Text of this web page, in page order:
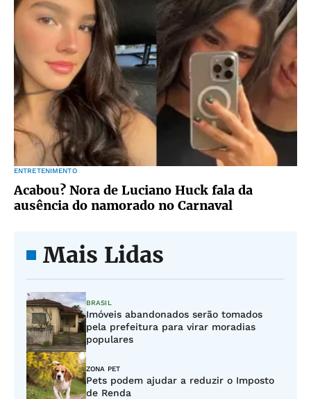
ENTRETENIMENTO
Acabou? Nora de Luciano Huck fala da
ausência do namorado no Carnaval
Mais Lidas
BRASIL
Imóveis abandonados serão tomados
pela prefeitura para virar moradias
populares
ZONA PET
Pets podem ajudar a reduzir o Imposto
de Renda